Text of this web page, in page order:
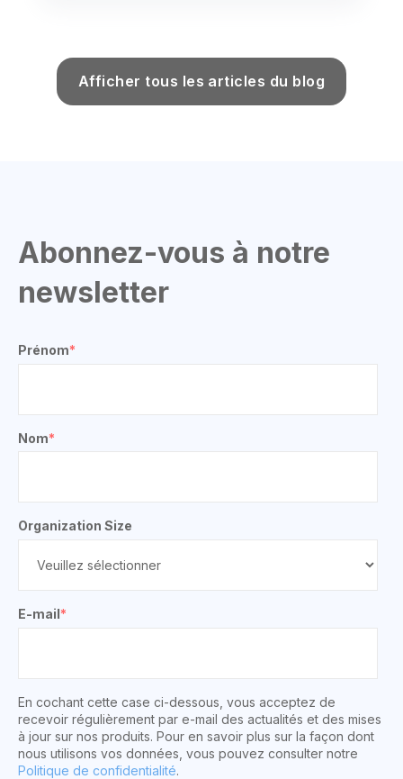
Afficher tous les articles du blog
Abonnez-vous à notre
newsletter
Prénom*
Nom*
Organization Size
E-mail*
En cochant cette case ci-dessous, vous acceptez de
recevoir régulièrement par e-mail des actualités et des mises
à jour sur nos produits. Pour en savoir plus sur la façon dont
nous utilisons vos données, vous pouvez consulter notre
Politique de confidentialité.